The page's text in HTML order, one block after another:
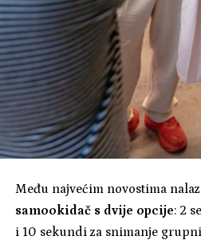
Među najvećim novostima
samookidač s dvije opcije: 2
i 10 sekundi za snimanje